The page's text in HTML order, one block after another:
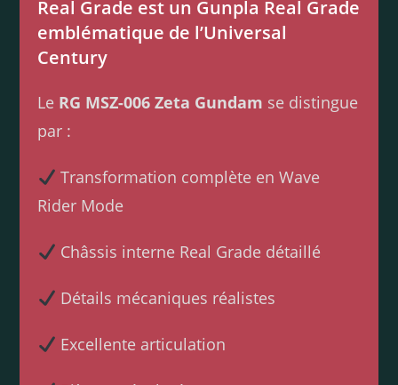
Real Grade est un Gunpla Real Grade
emblématique de l’Universal
Century
Le RG MSZ-006 Zeta Gundam se distingue
par :
Transformation complète en Wave
Rider Mode
Châssis interne Real Grade détaillé
Détails mécaniques réalistes
Excellente articulation